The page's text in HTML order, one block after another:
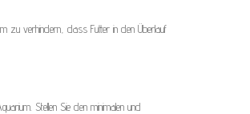
zu verhindern, dass Futter in den Überlauf
Stellen Sie den minimalen und